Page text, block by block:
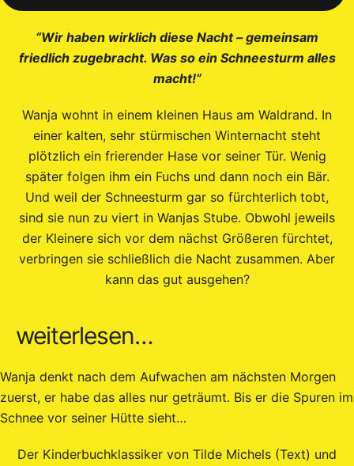
“Wir haben wirklich diese Nacht – gemeinsam
friedlich zugebracht. Was so ein Schneesturm alles
macht!”
Wanja wohnt in einem kleinen Haus am Waldrand. In
einer kalten, sehr stürmischen Winternacht steht
plötzlich ein frierender Hase vor seiner Tür. Wenig
später folgen ihm ein Fuchs und dann noch ein Bär.
Und weil der Schneesturm gar so fürchterlich tobt,
sind sie nun zu viert in Wanjas Stube. Obwohl jeweils
der Kleinere sich vor dem nächst Größeren fürchtet,
verbringen sie schließlich die Nacht zusammen. Aber
kann das gut ausgehen?
weiterlesen…
Wanja denkt nach dem Aufwachen am nächsten Morgen
zuerst, er habe das alles nur geträumt. Bis er die Spuren im
Schnee vor seiner Hütte sieht…
Der Kinderbuchklassiker von Tilde Michels (Text) und